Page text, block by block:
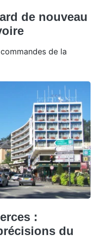
de nouveau
de la
:
du